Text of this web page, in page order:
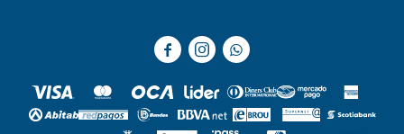
  